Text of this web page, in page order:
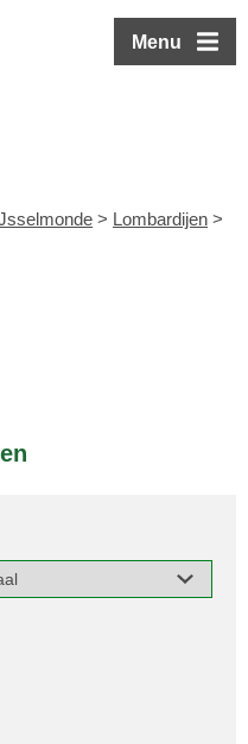
Menu
> Lombardijen >